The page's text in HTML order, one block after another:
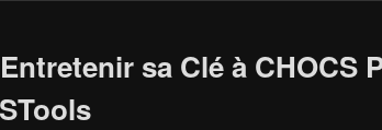
sa Clé à CHOCS